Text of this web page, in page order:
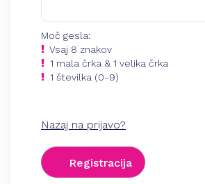
Moč gesla:
Vsaj 8 znakov
1 mala črka & 1 velika črka
1 številka (0-9)
Nazaj na prijavo?
Registracija